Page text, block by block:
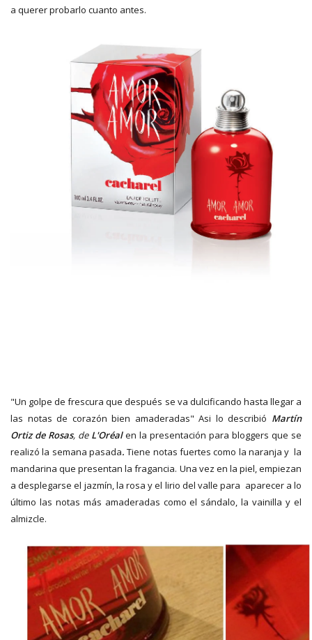
a querer probarlo cuanto antes.
"Un golpe de frescura que después se va dulcificando hasta llegar a
las notas de corazón bien amaderadas" Asi lo describió Martín
Ortiz de Rosas, de L'Oréalen la presentación para bloggers que se
realizó la semana pasada. Tiene notas fuertes como la naranja y la
mandarina que presentan la fragancia. Una vez en la piel, empiezan
a desplegarse el jazmín, la rosa y el lirio del valle para aparecer a lo
último las notas más amaderadas como el sándalo, la vainilla y el
almizcle.